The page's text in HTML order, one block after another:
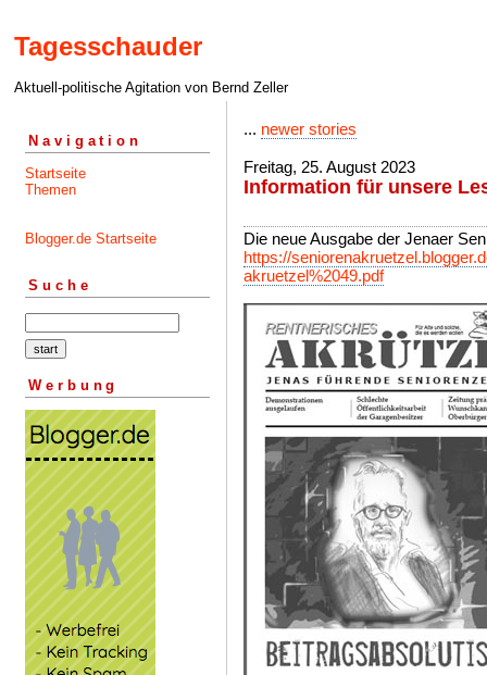
Tagesschauder
Aktuell-politische Agitation von Bernd Zeller
Navigation
Startseite
Themen
Blogger.de Startseite
Suche
Werbung
... newer stories
Freitag, 25. August 2023
Information für unsere
Die neue Ausgabe der Jenaer
https://
akruetzel%2049.pdf